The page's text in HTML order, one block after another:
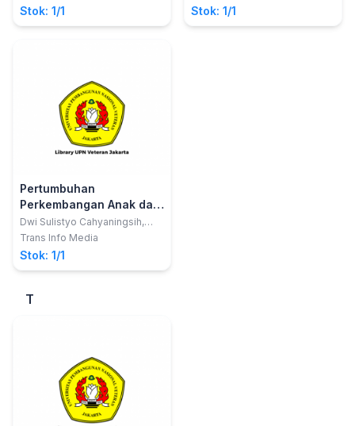
Stok: 1/1 Stok: 1/1
Pertumbuhan
Perkembangan Anak dan
Remaja
Dwi Sulistyo Cahyaningsih,
S.Kp
Trans Info Media
Stok: 1/1
T